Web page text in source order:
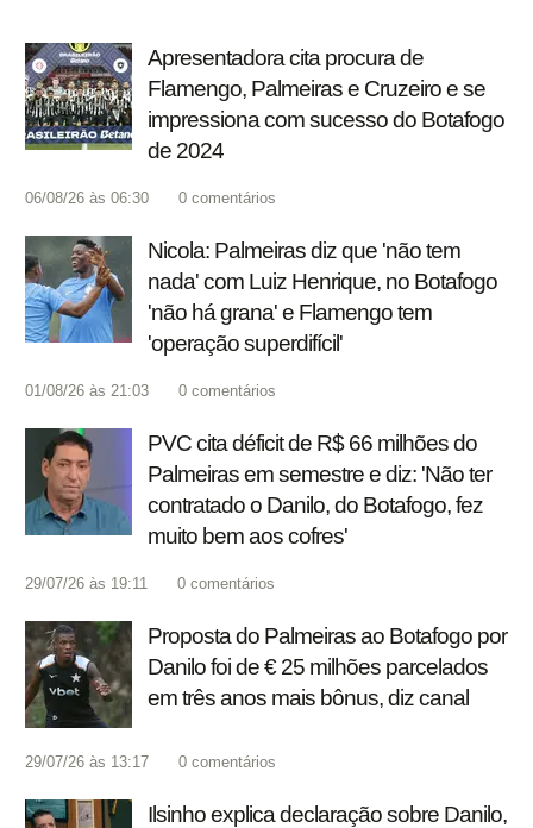
Apresentadora cita procura de
Flamengo, Palmeiras e Cruzeiro e se
impressiona com sucesso do Botafogo
de 2024
06/08/26 às 06:30 0 comentários
Nicola: Palmeiras diz que 'não tem
nada' com Luiz Henrique, no Botafogo
'não há grana' e Flamengo tem
'operação superdifícil'
01/08/26 às 21:03 0 comentários
PVC cita déficit de R$ 66 milhões do
Palmeiras em semestre e diz: 'Não ter
contratado o Danilo, do Botafogo, fez
muito bem aos cofres'
29/07/26 às 19:11 0 comentários
Proposta do Palmeiras ao Botafogo por
Danilo foi de € 25 milhões parcelados
em três anos mais bônus, diz canal
29/07/26 às 13:17 0 comentários
Ilsinho explica declaração sobre Danilo,